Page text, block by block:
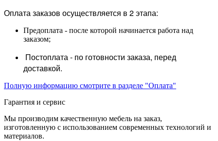
Оплата заказов осуществляется в 2 этапа:
Предоплата - после которой начинается работа над
заказом;
Постоплата - по готовности заказа, перед
доставкой.
Полную информацию смотрите в разделе "Оплата"
Гарантия и сервис
Мы производим качественную мебель на заказ,
изготовленную с использованием современных технологий и
материалов.